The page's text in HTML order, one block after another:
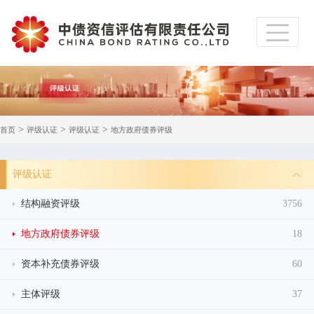
首页 > 评级认证 > 评级认证 > 地方政府债券评级
评级认证
结构融资评级 3756
地方政府债券评级 18
资本补充债券评级 60
主体评级 37